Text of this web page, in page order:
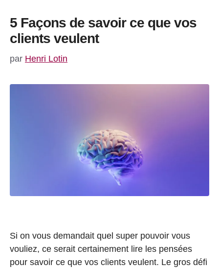
5 Façons de savoir ce que vos
clients veulent
par Henri Lotin
Si on vous demandait quel super pouvoir vous
vouliez, ce serait certainement lire les pensées
pour savoir ce que vos clients veulent. Le gros défi